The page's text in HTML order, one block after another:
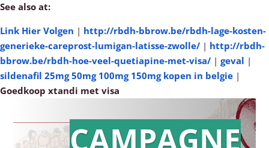
See also at:
Link Hier Volgen | http://rbdh-bbrow.be/rbdh-lage-kosten-
generieke-careprost-lumigan-latisse-zwolle/ | http://rbdh-
bbrow.be/rbdh-hoe-veel-quetiapine-met-visa/ | geval |
sildenafil 25mg 50mg 100mg 150mg kopen in belgie |
Goedkoop xtandi met visa
CAMPAGNE